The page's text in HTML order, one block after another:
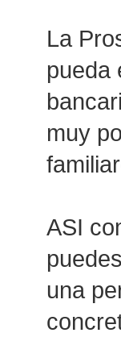
La
pueda
muy
ASI
una